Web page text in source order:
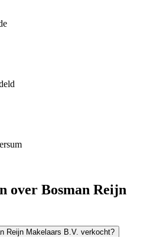
over Bosman Reijn
Reijn Makelaars B.V. verkocht?